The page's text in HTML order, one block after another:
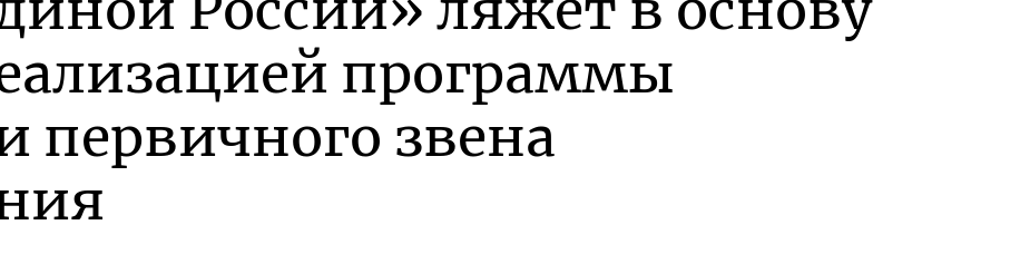
программы
первичного звена